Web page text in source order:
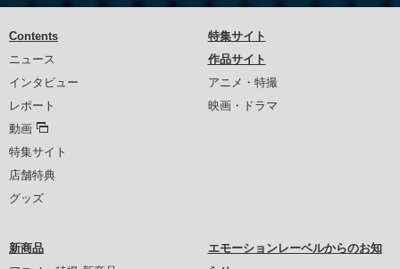
Contents
ニュース
インタビュー
レポート
動画
特集サイト
店舗特典
グッズ
特集サイト
作品サイト
アニメ・特撮
映画・ドラマ
新商品
エモーションレーベルからのお知